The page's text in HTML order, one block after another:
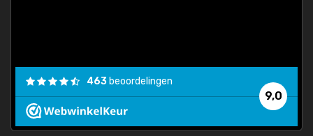
9,0
463 beoordelingen